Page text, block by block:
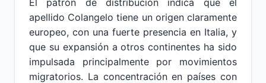
El patrón de distribución indica que el
apellido Colangelo tiene un origen claramente
europeo, con una fuerte presencia en Italia, y
que su expansión a otros continentes ha sido
impulsada principalmente por movimientos
migratorios. La concentración en países con